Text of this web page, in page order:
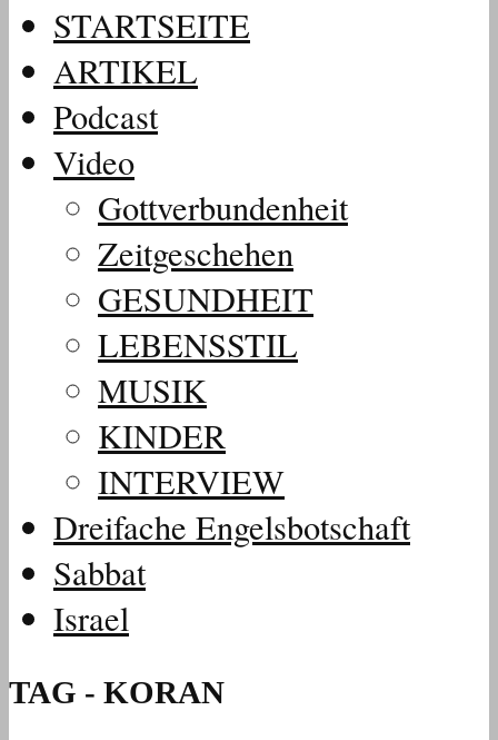
STARTSEITE
ARTIKEL
Podcast
Video
Gottverbundenheit
Zeitgeschehen
GESUNDHEIT
LEBENSSTIL
MUSIK
KINDER
INTERVIEW
Dreifache Engelsbotschaft
Sabbat
Israel
TAG - KORAN